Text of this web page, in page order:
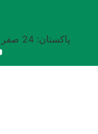
پاکستان: 24 صفر 1448